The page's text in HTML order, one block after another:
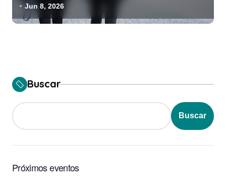
Jun 8, 2026
Buscar
Buscar
Próximos eventos